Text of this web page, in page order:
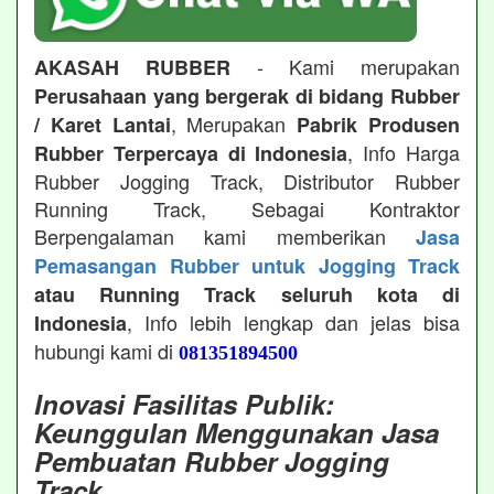
AKASAH RUBBER - Kami merupakan
Perusahaan yang bergerak di bidang Rubber
/ Karet Lantai, Merupakan Pabrik Produsen
Rubber Terpercaya di Indonesia, Info Harga
Rubber Jogging Track, Distributor Rubber
Running Track, Sebagai Kontraktor
Berpengalaman kami memberikan Jasa
Pemasangan Rubber untuk Jogging Track
atau Running Track seluruh kota di
Indonesia, Info lebih lengkap dan jelas bisa
hubungi kami di 081351894500
Inovasi Fasilitas Publik:
Keunggulan Menggunakan Jasa
Pembuatan Rubber Jogging